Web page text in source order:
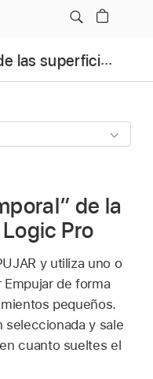
Manual de compatibilidad de las superficies de control con Logic Pro
de la
Pro
y utiliza uno o
de forma
pequeños.
seleccionada y sale
cuanto sueltes el